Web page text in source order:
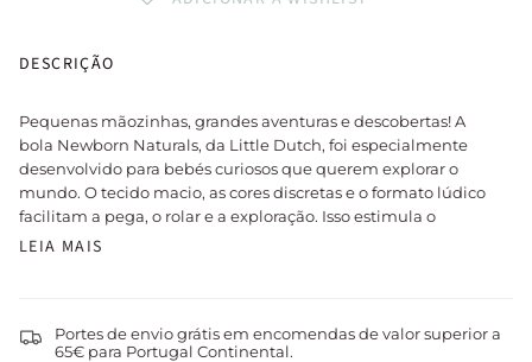
DESCRIÇÃO
Pequenas mãozinhas, grandes aventuras e descobertas! A
bola Newborn Naturals, da Little Dutch, foi especialmente
desenvolvido para bebés curiosos que querem explorar o
mundo. O tecido macio, as cores discretas e o formato lúdico
facilitam a pega, o rolar e a exploração. Isso estimula o
LEIA MAIS
Portes de envio grátis em encomendas de valor superior a
65€ para Portugal Continental.